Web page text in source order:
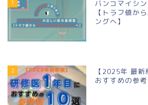
1
バンコマイシ
【トラフ値か
ングへ】
2
【2025年 最
おすすめの参